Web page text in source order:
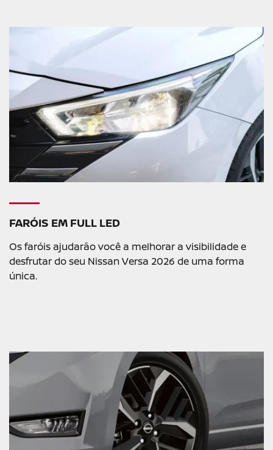
FARÓIS EM FULL LED
Os faróis ajudarão você a melhorar a visibilidade e
desfrutar do seu Nissan Versa 2026 de uma forma
única.